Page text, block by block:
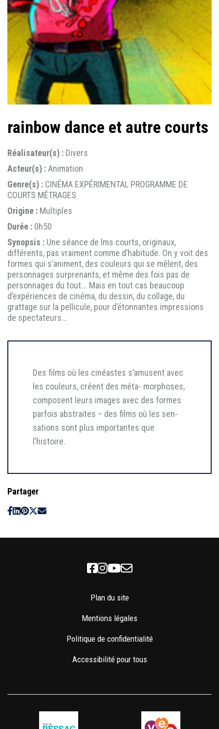
rainbow dance et autre courts
Réalisateur(s) : Divers
Acteur(s) :Animation
Genre(s) : CINÉMA EXPÉRIMENTAL PROGRAMME DE
COURTS MÉTRAGES
Origine : Multiples
Durée : 0h50
Synopsis : Une séance de lms courts, originaux,
différents, pas vraiment comme d’habitude. On y voit des
formes qui s’animent, des couleurs qui se mêlent, des
personnages surprenants, et même des fois pas de
personnages du tout... Mais en tout cas beaucoup
d’expériences de cinéma, du dessin, du collage, du
grattage sur la pellicule, pour d’étonnantes impressions
de spectateurs...
Des films où les cinéastes s’amusent avec
les couleurs, créent des méta- morphoses,
composent leurs images avec des formes
parfois abstraites – des films où les sen-
sations sont plus importantes que
l’histoire.
Partager
Facebook
Instagram
Youtube
Newsletter
Plan du site
Mentions légales
Politique de confidentialité
Accessibilité pour tous